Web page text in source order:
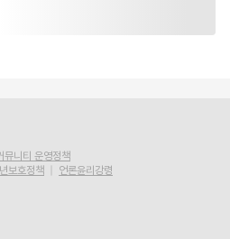
뮤니티 운영정책
보호정책
언론윤리강령